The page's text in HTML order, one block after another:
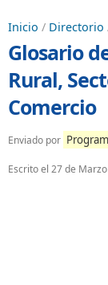
Inicio / Directorio
Glosario
Rural,
Comercio
Enviado por
Escrito el 27 de